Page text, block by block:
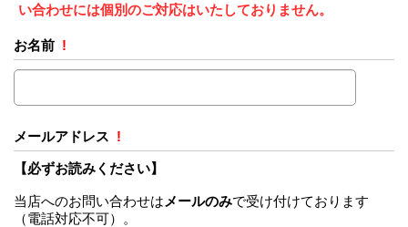
い合わせには個別のご対応はいたしておりません。
お名前 !
メールアドレス !
【必ずお読みください】
当店へのお問い合わせは メールのみで受け付けております
（電話対応不可）。